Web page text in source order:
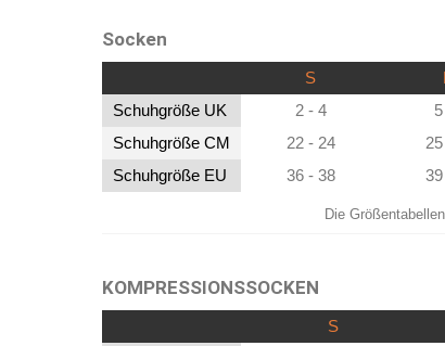
Socken
S
Die
Schuhgröße UK 2 - 4
Schuhgröße CM
22 - 24
Schuhgröße EU
36 - 38
KOMPRESSIONSSOCKEN
S